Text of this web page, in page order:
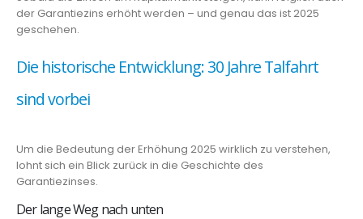
der Garantiezins erhöht werden – und genau das ist 2025
geschehen.
Die historische Entwicklung: 30 Jahre Talfahrt
sind vorbei
Um die Bedeutung der Erhöhung 2025 wirklich zu verstehen,
lohnt sich ein Blick zurück in die Geschichte des
Garantiezinses.
Der lange Weg nach unten